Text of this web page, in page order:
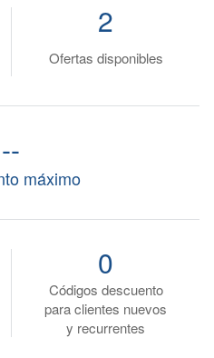
Ofertas disponibles
2
máximo
--
Códigos descuento
para clientes nuevos
y recurrentes
0